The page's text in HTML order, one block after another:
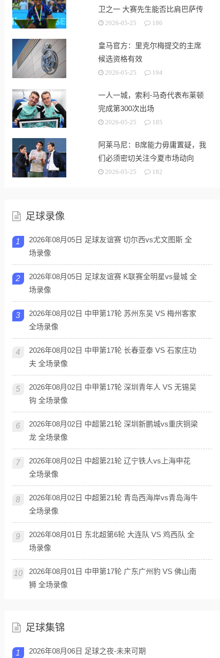
卫之一 大赛先生能否比肩巴萨传
奇2026-05-25 186
皇马官方：里克尔梅提交的主席
候选资格有效
2026-05-25 194
一人一城，索利-马奇代表布莱顿
完成第300次出场
2026-05-25 185
阿莱马尼：B席能力毋庸置疑，我
们必须密切关注今夏市场动向
2026-05-25 182
足球录像
1
2026年08月05日 足球友谊赛 切尔西vs尤文图斯 全
场录像
2
2026年08月05日 足球友谊赛 K联赛全明星vs曼城 全
场录像
3
2026年08月02日 中甲第17轮 苏州东吴 VS 梅州客家
全场录像
4
2026年08月02日 中甲第17轮 长春亚泰 VS 石家庄功
夫 全场录像
5
2026年08月02日 中甲第17轮 深圳青年人 VS 无锡吴
钩 全场录像
6
2026年08月02日 中超第21轮 深圳新鹏城vs重庆铜梁
龙 全场录像
7
2026年08月02日 中超第21轮 辽宁铁人vs上海申花
全场录像
8
2026年08月02日 中超第21轮 青岛西海岸vs青岛海牛
全场录像
9
2026年08月01日 东北超第6轮 大连队 VS 鸡西队 全
场录像
10
2026年08月01日 中甲第17轮 广东广州豹 VS 佛山南
狮 全场录像
足球集锦
1 2026年08月06日 足球之夜-未来可期